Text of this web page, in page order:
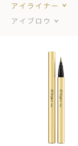
ラ プードルシリーズ
すべての商品
アイライナー
アイブロウ